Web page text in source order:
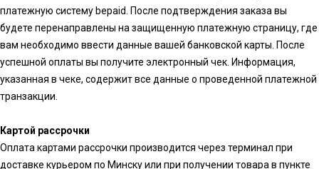
платежную систему bepaid. После подтверждения заказа вы
будете перенаправлены на защищенную платежную страницу, где
вам необходимо ввести данные вашей банковской карты. После
успешной оплаты вы получите электронный чек. Информация,
указанная в чеке, содержит все данные о проведенной платежной
транзакции.
Картой рассрочки
Оплата картами рассрочки производится через терминал при
доставке курьером по Минску или при получении товара в пункте